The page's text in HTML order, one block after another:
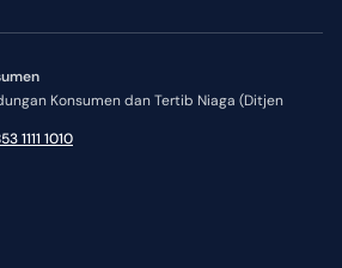
Konsumen dan Tertib Niaga (Ditjen
1111 1010